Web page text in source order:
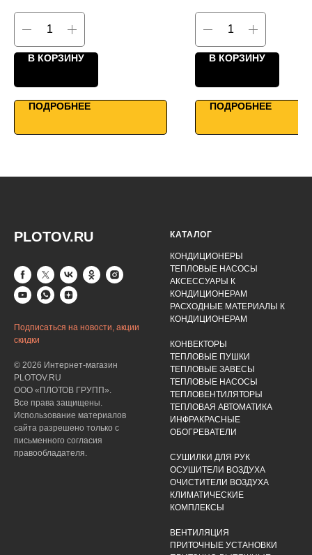
Умное управление
В КОРЗИНУ
ПОДРОБНЕЕ
WiFi управление
В КОРЗИНУ
ПОДРОБНЕЕ
PLOTOV.RU
Подписаться на новости, акции
скидки
© 2026 Интернет-магазин
PLOTOV.RU
ООО «ПЛОТОВ ГРУПП».
Все права защищены.
Использование материалов
сайта разрешено только с
письменного согласия
правообладателя.
КАТАЛОГ
КОНДИЦИОНЕРЫ
ТЕПЛОВЫЕ НАСОСЫ
АКСЕССУАРЫ К
КОНДИЦИОНЕРАМ
РАСХОДНЫЕ МАТЕРИАЛЫ К
КОНДИЦИОНЕРАМ
КОНВЕКТОРЫ
ТЕПЛОВЫЕ ПУШКИ
ТЕПЛОВЫЕ ЗАВЕСЫ
ТЕПЛОВЫЕ НАСОСЫ
ТЕПЛОВЕНТИЛЯТОРЫ
ТЕПЛОВАЯ АВТОМАТИКА
ИНФРАКРАСНЫЕ
ОБОГРЕВАТЕЛИ
СУШИЛКИ ДЛЯ РУК
ОСУШИТЕЛИ ВОЗДУХА
ОЧИСТИТЕЛИ ВОЗДУХА
КЛИМАТИЧЕСКИЕ
КОМПЛЕКСЫ
ВЕНТИЛЯЦИЯ
ПРИТОЧНЫЕ УСТАНОВКИ